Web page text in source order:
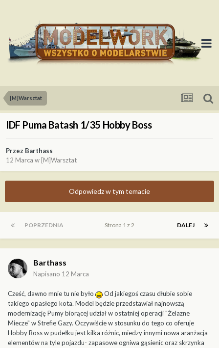
[M]Warsztat
IDF Puma Batash 1/35 Hobby Boss
Przez Barthass
12 Marca w [M]Warsztat
Odpowiedz w tym temacie
POPRZEDNIA DALEJ
Strona 1 z 2
Barthass
Napisano 12 Marca
Cześć, dawno mnie tu nie było
Od jakiegoś czasu dłubie sobie
takiego opasłego kota. Model będzie przedstawiał najnowszą
modernizację Pumy biorącej udział w ostatniej operacji "Żelazne
Miecze" w Strefie Gazy. Oczywiście w stosunku do tego co oferuje
Hobby Boss w pudełku jest kilka różnic, miedzy innymi nowa aranżacja
elementów na tyle pojazdu- zapasowe ogniwa gąsienic oraz skrzynka